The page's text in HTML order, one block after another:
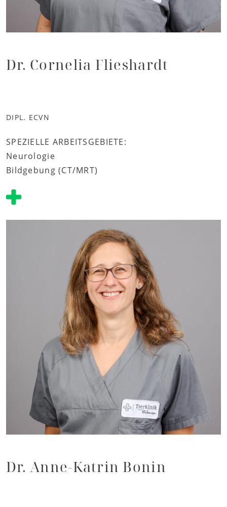
Dr. Cornelia Flieshardt
DIPL. ECVN
SPEZIELLE ARBEITSGEBIETE:
Neurologie
Bildgebung (CT/MRT)
Dr. Anne-Katrin Bonin